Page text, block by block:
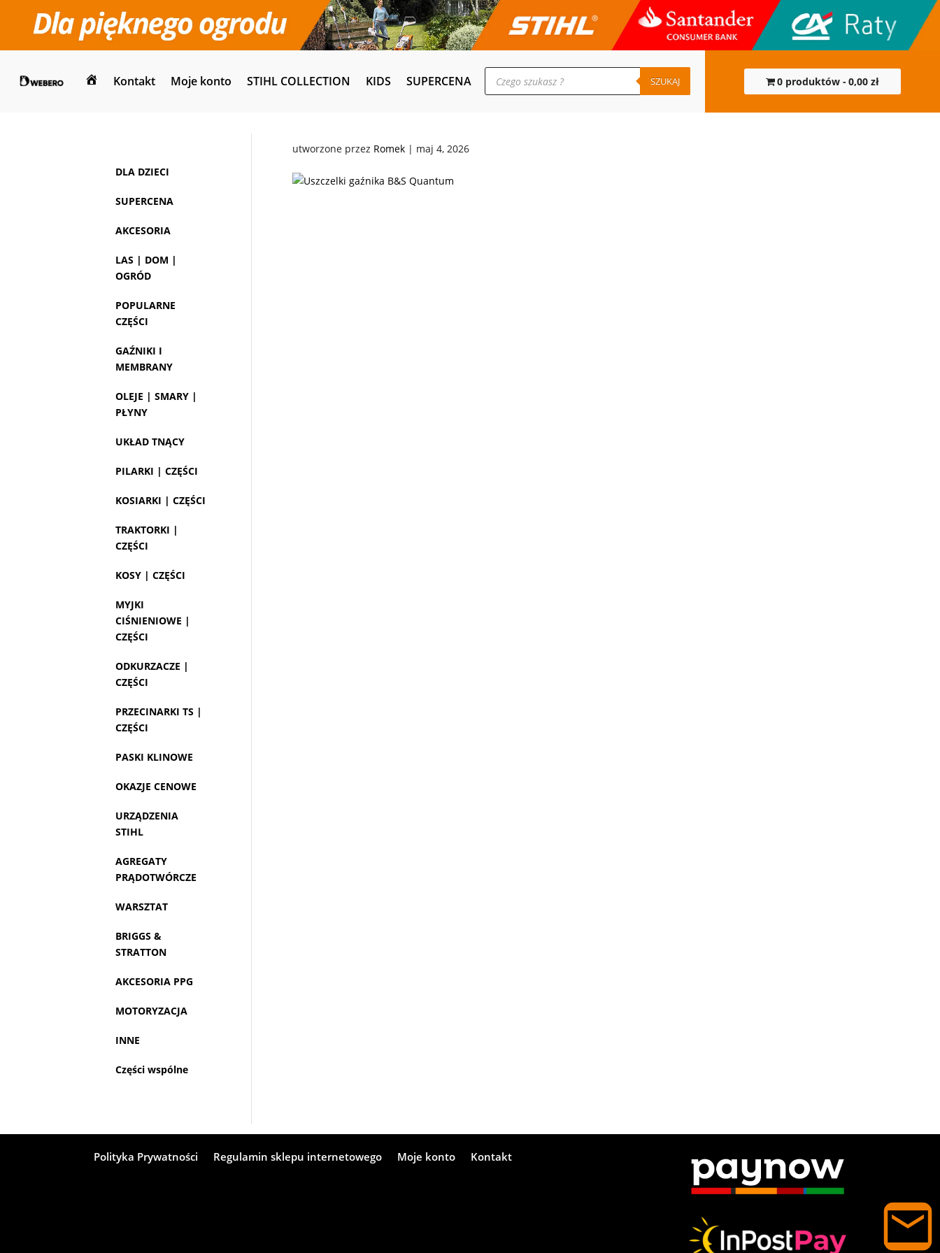
Dom Kontakt Moje konto STIHL COLLECTION KIDS SUPERCENA
Wyszukiwarka
produktów SZUKAJ 0 produktów 0,00 zł
utworzone przez Romek| maj 4, 2026
DLA DZIECI
SUPERCENA
AKCESORIA
LAS | DOM |
OGRÓD
POPULARNE
CZĘŚCI
GAŹNIKI I
MEMBRANY
OLEJE | SMARY |
PŁYNY
UKŁAD TNĄCY
PILARKI | CZĘŚCI
KOSIARKI | CZĘŚCI
TRAKTORKI |
CZĘŚCI
KOSY | CZĘŚCI
MYJKI
CIŚNIENIOWE |
CZĘŚCI
ODKURZACZE |
CZĘŚCI
PRZECINARKI TS |
CZĘŚCI
PASKI KLINOWE
OKAZJE CENOWE
URZĄDZENIA
STIHL
AGREGATY
PRĄDOTWÓRCZE
WARSZTAT
BRIGGS &
STRATTON
AKCESORIA PPG
MOTORYZACJA
INNE
Części wspólne
Polityka Prywatności Regulamin sklepu internetowego Moje konto Kontakt